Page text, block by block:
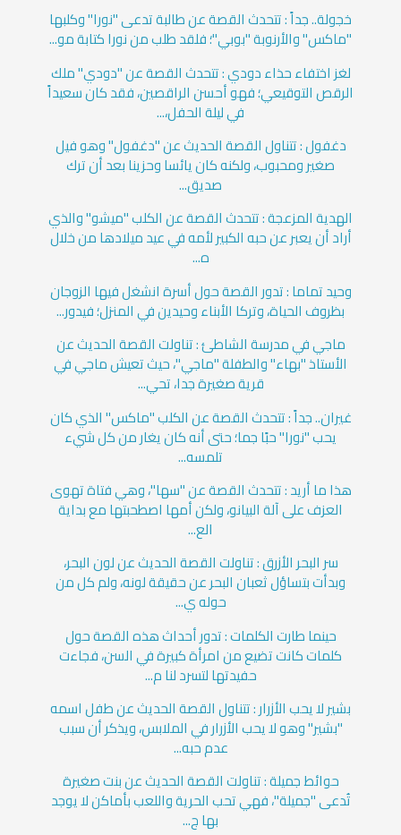
خجولة.. جداً : تتحدث القصة عن طالبة تدعى "نورا" وكلبها
"ماكس" والأرنوبة "بوبي"؛ فلقد طلب من نورا كتابة مو...
لغز اختفاء حذاء دودي : تتحدث القصة عن "دودي" ملك
الرقص التوقيعي؛ فهو أحسن الراقصين، فقد كان سعيداً
في ليلة الحفل،...
دغفول : تتناول القصة الحديث عن "دغفول" وهو فيل
صغير ومحبوب، ولكنه كان يائسا وحزينا بعد أن ترك
صديق...
الهدية المزعجة : تتحدث القصة عن الكلب "ميشو" والذي
أراد أن يعبر عن حبه الكبير لأمه في عيد ميلادها من خلال
ه...
وحيد تماما : تدور القصة حول أسرة انشغل فيها الزوجان
بظروف الحياة، وتركا الأبناء وحيدين في المنزل؛ فيدور...
ماجي في مدرسة الشاطئ : تناولت القصة الحديث عن
الأستاذ "بهاء" والطفلة "ماجي"، حيث تعيش ماجي في
قرية صغيرة جدا، تحي...
غيران.. جداً : تتحدث القصة عن الكلب "ماكس" الذي كان
يحب "نورا" حبًا جما؛ حتى أنه كان يغار من كل شيء
تلمسه...
هذا ما أريد : تتحدث القصة عن "سها"، وهي فتاة تهوى
العزف على آلة البيانو، ولكن أمها اصطحبتها مع بداية
الع...
سر البحر الأزرق : تناولت القصة الحديث عن لون البحر،
وبدأت بتساؤل ثعبان البحر عن حقيقة لونه، ولم كل من
حوله ي...
حينما طارت الكلمات : تدور أحداث هذه القصة حول
كلمات كانت تضيع من امرأة كبيرة في السن، فجاءت
حفيدتها لتسرد لنا م...
بشير لا يحب الأزرار : تتناول القصة الحديث عن طفل اسمه
"بشير" وهو لا يحب الأزرار في الملابس، ويذكر أن سبب
عدم حبه...
حوائط جميلة : تناولت القصة الحديث عن بنت صغيرة
تُدعى "جميلة"، فهي تحب الحرية واللعب بأماكن لا يوجد
بها ج...